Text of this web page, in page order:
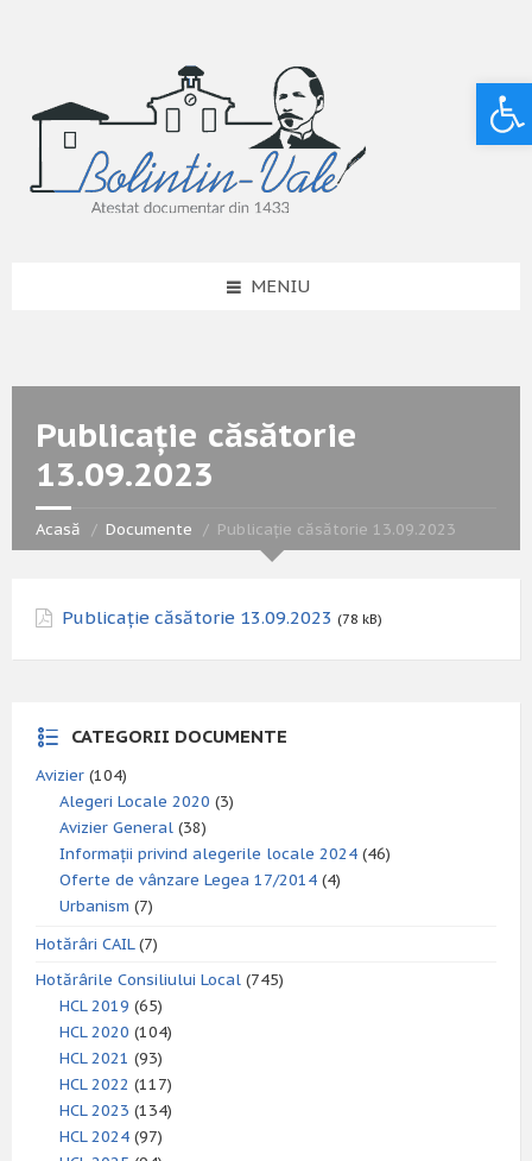
MENIU
Publicație căsătorie
13.09.2023
Acasă Documente Publicație căsătorie 13.09.2023
Publicație căsătorie 13.09.2023 (78 kB)
CATEGORII DOCUMENTE
Avizier (104)
Alegeri Locale 2020 (3)
Avizier General (38)
Informații privind alegerile locale 2024 (46)
Oferte de vânzare Legea 17/2014 (4)
Urbanism (7)
Hotărâri CAIL(7)
Hotărârile Consiliului Local (745)
HCL 2019 (65)
HCL 2020 (104)
HCL 2021 (93)
HCL 2022 (117)
HCL 2023 (134)
HCL 2024 (97)
Deschide bara de unelte